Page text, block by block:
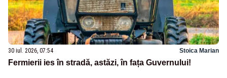
30 iul. 2026, 07:54 Stoica Marian
Fermierii ies în stradă, astăzi, în fața Guvernului!